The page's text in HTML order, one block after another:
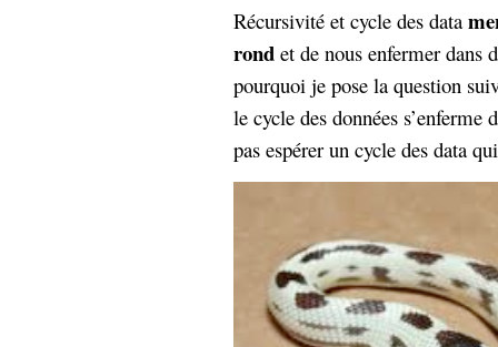
Récursivité et cycle des data
rond et de nous enfermer dans
pourquoi je pose la question
le cycle des données
pas espérer un cycle des data